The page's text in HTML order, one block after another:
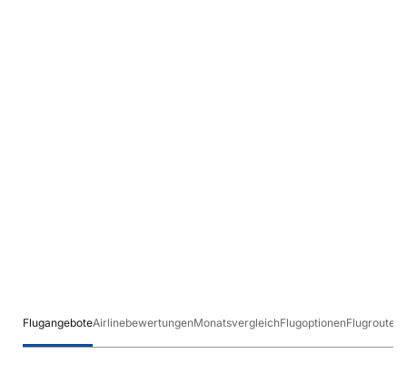
FlugangeboteAirlinebewertungenMonatsvergleichFlugoptionenFlugrouten